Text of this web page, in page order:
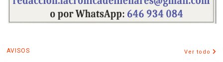
AVISOS Ver todo